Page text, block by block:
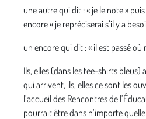
une autre qui dit : « je le note »
encore « je repréciserai s’il y a
un encore qui dit : « il est passé où
Ils, elles (dans les tee-shirts
qui arrivent, ils, elles ce sont les
l’accueil des Rencontres de
pourrait être dans n’importe